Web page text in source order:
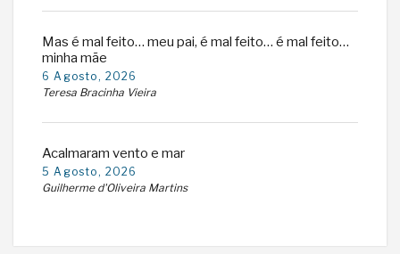
Mas é mal feito… meu pai, é mal feito… é mal feito…
minha mãe
6 Agosto, 2026
Teresa Bracinha Vieira
Acalmaram vento e mar
5 Agosto, 2026
Guilherme d'Oliveira Martins